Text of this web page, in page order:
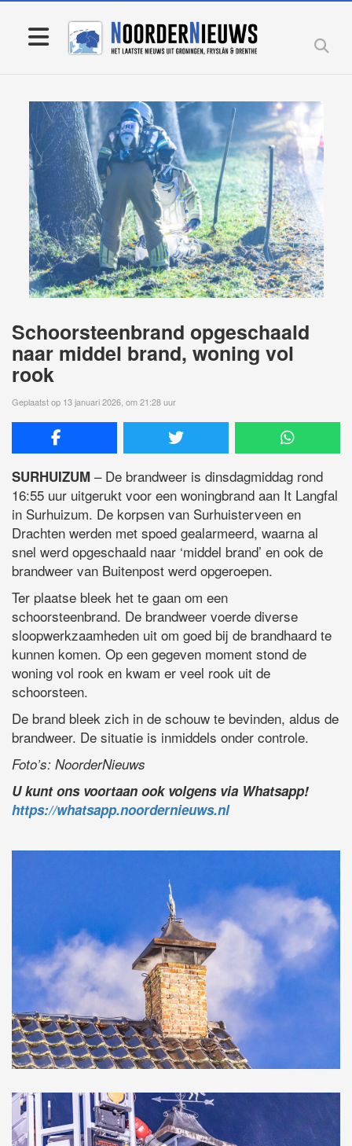
Schoorsteenbrand opgeschaald
naar middel brand, woning vol
rook
Geplaatst op 13 januari 2026, om 21:28 uur
SURHUIZUM – De brandweer is dinsdagmiddag rond
16:55 uur uitgerukt voor een woningbrand aan It Langfal
in Surhuizum. De korpsen van Surhuisterveen en
Drachten werden met spoed gealarmeerd, waarna al
snel werd opgeschaald naar ‘middel brand’ en ook de
brandweer van Buitenpost werd opgeroepen.
Ter plaatse bleek het te gaan om een
schoorsteenbrand. De brandweer voerde diverse
sloopwerkzaamheden uit om goed bij de brandhaard te
kunnen komen. Op een gegeven moment stond de
woning vol rook en kwam er veel rook uit de
schoorsteen.
De brand bleek zich in de schouw te bevinden, aldus de
brandweer. De situatie is inmiddels onder controle.
Foto’s: NoorderNieuws
U kunt ons voortaan ook volgens via Whatsapp!
https://whatsapp.noordernieuws.nl